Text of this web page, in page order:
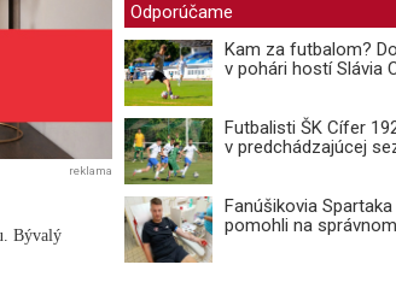
reklama
Bývalý
Odporúčame
Kam za futbalom?
v pohári hostí Slávia
Futbalisti ŠK Cífer
v predchádzajúcej
Fanúšikovia
pomohli na